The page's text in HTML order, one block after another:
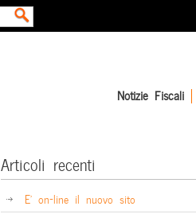
Notizie Fiscali
Articoli recenti
E’ on-line il nuovo sito